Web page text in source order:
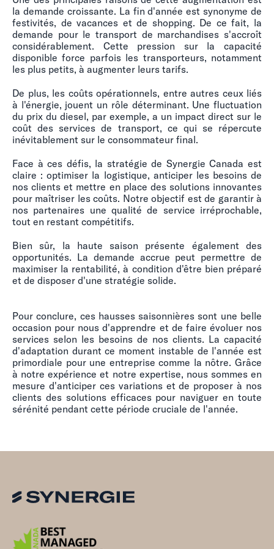
la demande croissante. La fin d'année est synonyme de
festivités, de vacances et de shopping. De ce fait, la
demande pour le transport de marchandises s'accroît
considérablement. Cette pression sur la capacité
disponible force parfois les transporteurs, notamment
les plus petits, à augmenter leurs tarifs.
De plus, les coûts opérationnels, entre autres ceux liés
à l'énergie, jouent un rôle déterminant. Une fluctuation
du prix du diesel, par exemple, a un impact direct sur le
coût des services de transport, ce qui se répercute
inévitablement sur le consommateur final.
Face à ces défis, la stratégie de Synergie Canada est
claire : optimiser la logistique, anticiper les besoins de
nos clients et mettre en place des solutions innovantes
pour maîtriser les coûts. Notre objectif est de garantir à
nos partenaires une qualité de service irréprochable,
tout en restant compétitifs.
Bien sûr, la haute saison présente également des
opportunités. La demande accrue peut permettre de
maximiser la rentabilité, à condition d'être bien préparé
et de disposer d'une stratégie solide.
Pour conclure, ces hausses saisonnières sont une belle
occasion pour nous d'apprendre et de faire évoluer nos
services selon les besoins de nos clients. La capacité
d'adaptation durant ce moment instable de l'année est
primordiale pour une entreprise comme la nôtre. Grâce
à notre expérience et notre expertise, nous sommes en
mesure d'anticiper ces variations et de proposer à nos
clients des solutions efficaces pour naviguer en toute
sérénité pendant cette période cruciale de l'année.